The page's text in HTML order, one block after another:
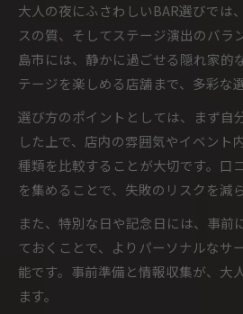
大人の夜にふさわしいBAR選びでは
スの質、そしてステージ演出のバラ
島市には、静かに過ごせる隠れ家的
テージを楽しめる店舗まで、多彩な
選び方のポイントとしては、まず自
した上で、店内の雰囲気やイベント
種類を比較することが大切です。口
を集めることで、失敗のリスクを減
また、特別な日や記念日には、事前
ておくことで、よりパーソナルなサ
能です。事前準備と情報収集が、大
ます。